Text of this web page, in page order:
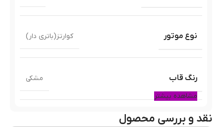
نوع موتور کوارتز(باتری دار)
رنگ قاب مشکی
جنس قاب
مشاهده بیشتر
نقد و بررسی محصول